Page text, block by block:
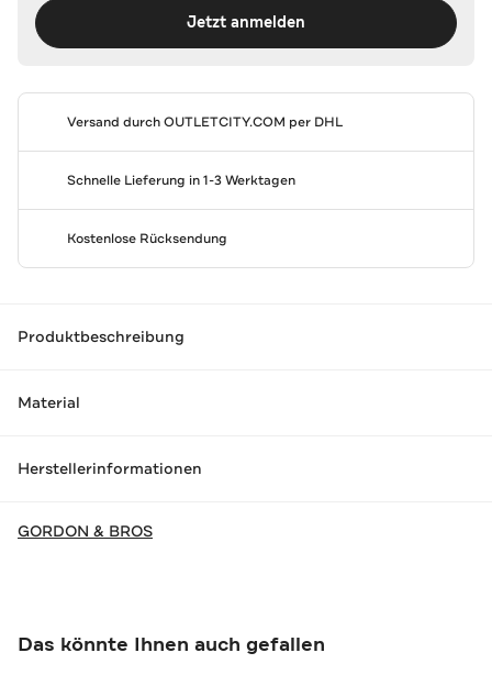
Jetzt anmelden
Versand durchOUTLETCITY.COM per DHL
Schnelle Lieferung in 1-3 Werktagen
Kostenlose Rücksendung
Produktbeschreibung
Material
Herstellerinformationen
GORDON & BROS
Das könnte Ihnen auch gefallen